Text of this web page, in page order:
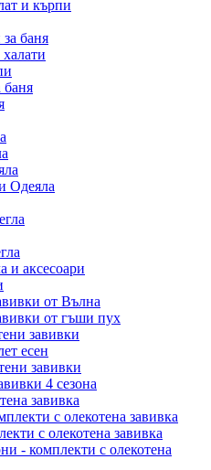
и кърпи
баня
баня
Одеяла
и аксесоари
от Вълна
от гъши пух
завивки
есен
завивки
4 сезона
завивка
с олекотена завивка
с олекотена завивка
- комплекти с олекотена